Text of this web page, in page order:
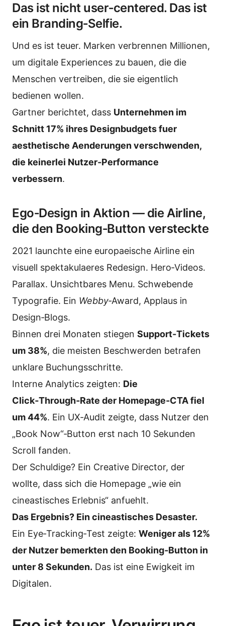
Das ist nicht user‑centered. Das ist
ein Branding‑Selfie.
Und es ist teuer. Marken verbrennen Millionen,
um digitale Experiences zu bauen, die die
Menschen vertreiben, die sie eigentlich
bedienen wollen.
Gartner berichtet, dass Unternehmen im
Schnitt 17% ihres Designbudgets fuer
aesthetische Aenderungen verschwenden,
die keinerlei Nutzer‑Performance
verbessern.
Ego‑Design in Aktion — die Airline,
die den Booking‑Button versteckte
2021 launchte eine europaeische Airline ein
visuell spektakulaeres Redesign. Hero‑Videos.
Parallax. Unsichtbares Menu. Schwebende
Typografie. Ein Webby‑Award, Applaus in
Design‑Blogs.
Binnen drei Monaten stiegen Support‑Tickets
um 38%, die meisten Beschwerden betrafen
unklare Buchungsschritte.
Interne Analytics zeigten: Die
Click‑Through‑Rate der Homepage‑CTA fiel
um 44%. Ein UX‑Audit zeigte, dass Nutzer den
„Book Now“‑Button erst nach 10 Sekunden
Scroll fanden.
Der Schuldige? Ein Creative Director, der
wollte, dass sich die Homepage „wie ein
cineastisches Erlebnis“ anfuehlt.
Das Ergebnis? Ein cineastisches Desaster.
Ein Eye‑Tracking‑Test zeigte: Weniger als 12%
der Nutzer bemerkten den Booking‑Button in
unter 8 Sekunden. Das ist eine Ewigkeit im
Digitalen.